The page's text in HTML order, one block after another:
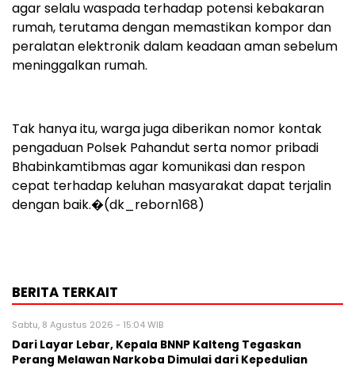
agar selalu waspada terhadap potensi kebakaran
rumah, terutama dengan memastikan kompor dan
peralatan elektronik dalam keadaan aman sebelum
meninggalkan rumah.
Tak hanya itu, warga juga diberikan nomor kontak
pengaduan Polsek Pahandut serta nomor pribadi
Bhabinkamtibmas agar komunikasi dan respon
cepat terhadap keluhan masyarakat dapat terjalin
dengan baik.�(dk_reborn168)
BERITA TERKAIT
Sabtu, 8 Agustus 2026 - 15:04 WIB
Dari Layar Lebar, Kepala BNNP Kalteng Tegaskan
Perang Melawan Narkoba Dimulai dari Kepedulian